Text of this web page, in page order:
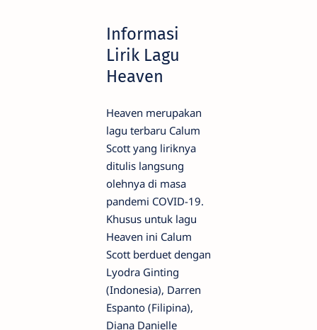
Informasi
Lirik Lagu
Heaven
Heaven merupakan
lagu terbaru Calum
Scott yang liriknya
ditulis langsung
olehnya di masa
pandemi COVID-19.
Khusus untuk lagu
Heaven ini Calum
Scott berduet dengan
Lyodra Ginting
(Indonesia), Darren
Espanto (Filipina),
Diana Danielle